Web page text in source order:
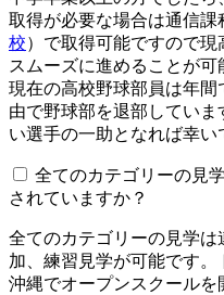
取得が必要な場合は通信
校）で取得可能ですので
スムーズに進めることが可
現在の高校野球部員は年
由で野球部を退部してい
い選手の一助となれば幸い
全てのカテゴリーの見
されていますか？​​​​​
全てのカテゴリーの見学
加、練習見学が可能です。
沖縄でオープンスクールを